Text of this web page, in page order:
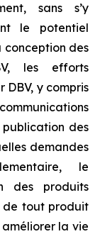
sans s’y
le potentiel
conception des
les efforts
DBV, y compris
des
demandes
le
des produits
de tout produit
améliorer la vie